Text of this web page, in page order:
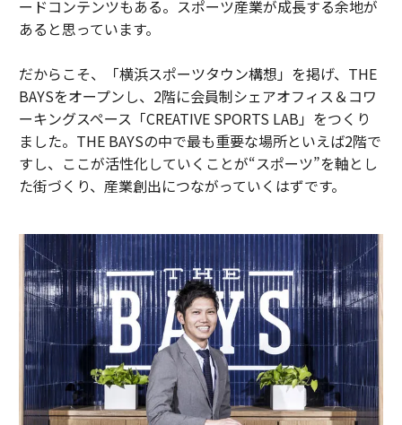
ードコンテンツもある。スポーツ産業が成長する余地が
あると思っています。
だからこそ、「横浜スポーツタウン構想」を掲げ、THE
BAYSをオープンし、2階に会員制シェアオフィス＆コワ
ーキングスペース「CREATIVE SPORTS LAB」をつくり
ました。THE BAYSの中で最も重要な場所といえば2階で
すし、ここが活性化していくことが“スポーツ”を軸とし
た街づくり、産業創出につながっていくはずです。